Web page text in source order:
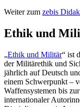
Weiter zum zebis
Ethik und
„Ethik und Militär“ ist
der Militärethik und
jährlich auf Deutsch
einem Schwerpunkt –
Waffensystemen bis
internationaler